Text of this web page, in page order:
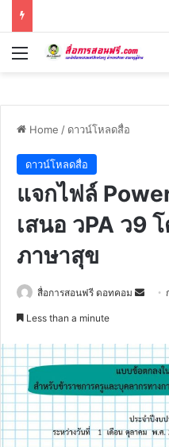
Menu
Home / ดาวน์โหลดสื่อ
ดาวน์โหลดสื่อ
แจกไฟล์
เสนอ วPA ว9
ภาษาสุข
สื่อการสอนฟรี ดอทคอม
Send
Less than a minute